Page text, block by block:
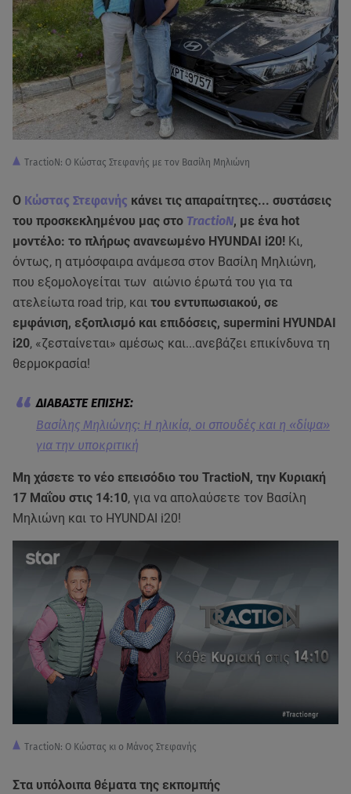
TractioN: Ο Κώστας Στεφανής με τον Βασίλη Μηλιώνη
Ο Κώστας Στεφανής κάνει τις απαραίτητες... συστάσεις
του προσκεκλημένου μας στο TractioN, με ένα hot
μοντέλο: το πλήρως ανανεωμένο HYUNDAI i20! Κι,
όντως, η ατμόσφαιρα ανάμεσα στον Βασίλη Μηλιώνη,
που εξομολογείται των αιώνιο έρωτά του για τα
ατελείωτα road trip, και του εντυπωσιακού, σε
εμφάνιση, εξοπλισμό και επιδόσεις, supermini HYUNDAI
i20, «ζεσταίνεται» αμέσως και...ανεβάζει επικίνδυνα τη
θερμοκρασία!
Βασίλης Μηλιώνης: Η ηλικία, οι σπουδές και η «δίψα»
για την υποκριτική
Μη χάσετε το νέο επεισόδιο του TractioN, την Κυριακή
17 Μαΐου στις 14:10, για να απολαύσετε τον Βασίλη
Μηλιώνη και το HYUNDAI i20!
TractioN: Ο Κώστας κι ο Μάνος Στεφανής
Στα υπόλοιπα θέματα της εκπομπής